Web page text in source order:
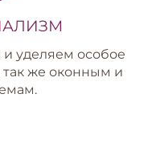
уделяем особое
же оконным и